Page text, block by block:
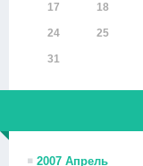
17 18
24 25
31
2007 Апрель